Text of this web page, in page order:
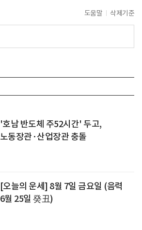
도움말 삭제기준
'호남 반도체 주52시간' 두고,
노동장관·산업장관 충돌
[오늘의 운세] 8월 7일 금요일 (음력
6월 25일 癸丑)